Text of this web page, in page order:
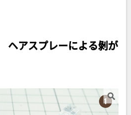
アスプレーによる剝が